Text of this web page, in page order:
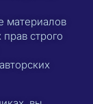
материалов
строго